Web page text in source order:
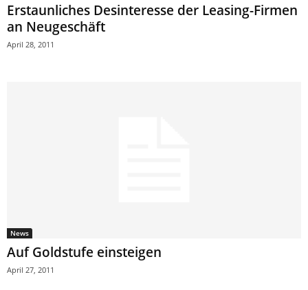
Erstaunliches Desinteresse der Leasing-Firmen
an Neugeschäft
April 28, 2011
News
Auf Goldstufe einsteigen
April 27, 2011